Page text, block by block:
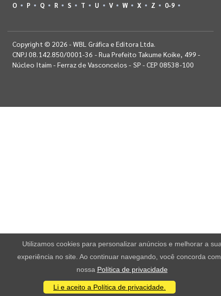
O
P Q R S T U V W X Z 0-9
Copyright © 2026 - WBL Gráfica e Editora Ltda.
CNPJ 08.142.850/0001-36 - Rua Prefeito Takume Koike, 499 -
Núcleo Itaim - Ferraz de Vasconcelos - SP - CEP 08538-100
Utilizamos cookies para personalizar anúncios e melhorar a
experiência no site. Ao continuar navegando, você concorda
nossa Política de privacidade
Li e aceito a Política de privacidade.